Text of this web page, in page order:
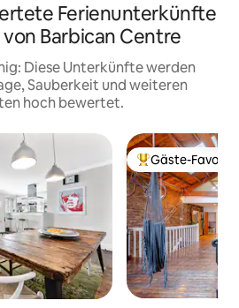
Ferienunterkünfte
Barbican Centre
Diese Unterkünfte werden
Sauberkeit und weiteren
hoch bewertet.
Beliebter Gäste-
Gäste-Favorit